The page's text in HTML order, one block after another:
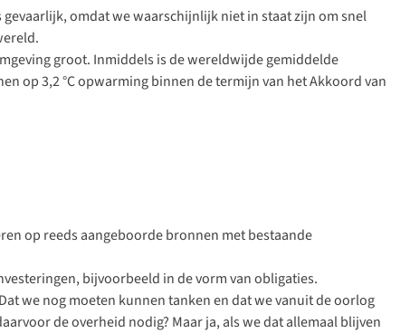
omdat we waarschijnlijk niet in staat zijn om snel
groot. Inmiddels is de wereldwijde gemiddelde
op 3,2 °C opwarming binnen de termijn van het Akkoord van
op reeds aangeboorde bronnen met bestaande
bijvoorbeeld in de vorm van obligaties.
we nog moeten kunnen tanken en dat we vanuit de oorlog
de overheid nodig? Maar ja, als we dat allemaal blijven